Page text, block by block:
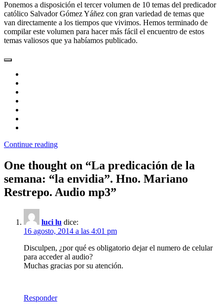
Ponemos a disposición el tercer volumen de 10 temas del predicador
católico Salvador Gómez Yáñez con gran variedad de temas que
van directamente a los tiempos que vivimos. Hemos terminado de
compilar este volumen para hacer más fácil el encuentro de estos
temas valiosos que ya habíamos publicado.
Continue reading
One thought on “La predicación de la
semana: “la envidia”. Hno. Mariano
Restrepo. Audio mp3”
luci lu dice:
16 agosto, 2014 a las 4:01 pm
Disculpen, ¿por qué es obligatorio dejar el numero de celular
para acceder al audio?
Muchas gracias por su atención.
Responder